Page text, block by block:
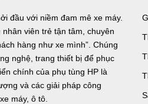
đầu với niềm đam mê xe máy.
viên trẻ tận tâm, chuyên
hàng như xe mình”. Chúng
nghệ, trang thiết bị để phục
chính của phụ tùng HP là
và các giải pháp công
máy, ô tô.